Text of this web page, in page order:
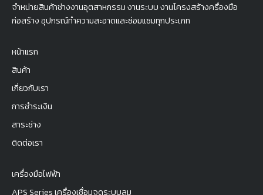
จำหน่ายสินค้าช่างงานอุตสาหกรรม งานระบบ งานโครงสร้างครื่องมือ
ก่อสร้าง อุปกรณ์ทำความสะอาดและซ่อมแซมทุกประเภท
หน้าแรก
สินค้า
เกี่ยวกับเรา
การชำระเงิน
สาระช่าง
ติดต่อเรา
เครื่องมือไฟฟ้า
APS Series เครื่องเชื่อมจุดระบบลม